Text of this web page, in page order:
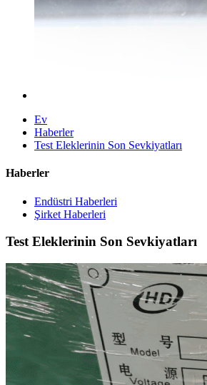
Ev
Haberler
Test Eleklerinin Son Sevkiyatları
Haberler
Endüstri Haberleri
Şirket Haberleri
Test Eleklerinin Son Sevkiyatları